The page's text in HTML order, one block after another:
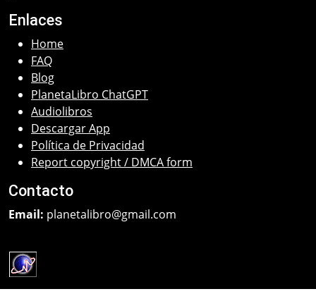
Enlaces
Home
FAQ
Blog
PlanetaLibro ChatGPT
Audiolibros
Descargar App
Política de Privacidad
Report copyright / DMCA form
Contacto
Email: planetalibro@gmail.com